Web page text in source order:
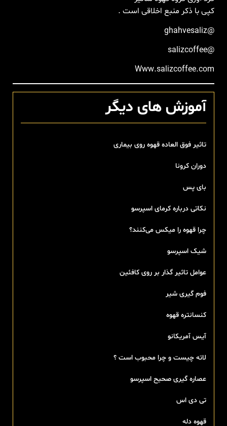
کپی با ذکر منبع اخلاقی است .
@ghahvesaliz
@salizcoffee
Www.salizcoffee.com
آموزش های دیگر
تاثیر فوق العاده قهوه روی بیماری
دوران کرونا
بای پس
نکاتی درباره کرمای اسپرسو
چرا قهوه را میکس می‌کنند؟
شیک اسپرسو
عوامل تاثیر گذار بر روی کافئین
فوم گیری شیر
کنسانتره قهوه
آیس آمریکانو
لاته چیست و چرا محبوب است ؟
عصاره گیری صحیح اسپرسو
تی‌ دی اس
قهوه دله